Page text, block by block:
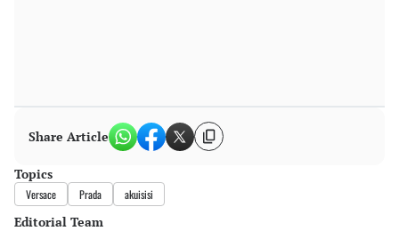
Share Article
Topics
Versace Prada akuisisi
Editorial Team